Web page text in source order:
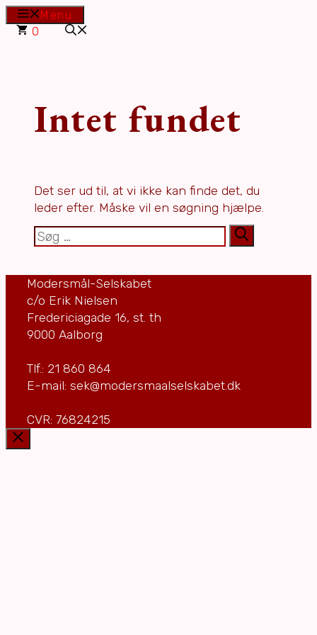
Hop
Menu
0
Intet fundet
Det ser ud til, at vi ikke kan finde det, du
leder efter. Måske vil en søgning hjælpe.
Søg
efter:
Modersmål-Selskabet
c/o Erik Nielsen
Fredericiagade 16, st. th
9000 Aalborg
Tlf.: 21 860 864
E-mail: sek@modersmaalselskabet.dk
CVR: 76824215
Luk